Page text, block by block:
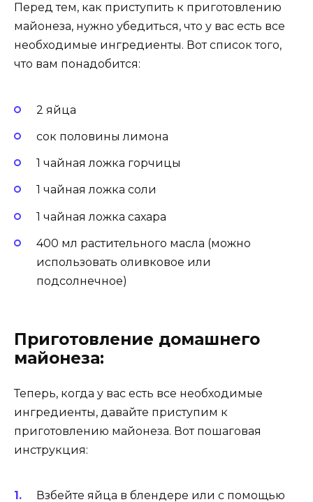
Перед тем, как приступить к приготовлению
майонеза, нужно убедиться, что у вас есть все
необходимые ингредиенты. Вот список того,
что вам понадобится:
2 яйца
сок половины лимона
1 чайная ложка горчицы
1 чайная ложка соли
1 чайная ложка сахара
400 мл растительного масла (можно
использовать оливковое или
подсолнечное)
Приготовление домашнего
майонеза:
Теперь, когда у вас есть все необходимые
ингредиенты, давайте приступим к
приготовлению майонеза. Вот пошаговая
инструкция:
Взбейте яйца в блендере или с помощью